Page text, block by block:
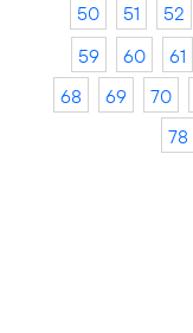
50
51 52
59
60 61
68
69 70
78